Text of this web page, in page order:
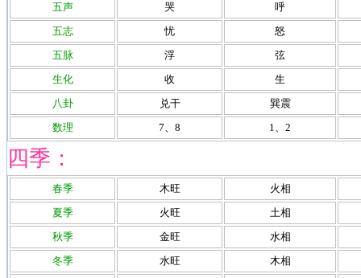
五声
哭
呼
五志
忧
怒
五脉
浮
弦
生化
收
生
八卦
兑干
巽震
数理
7、8 1、2
四季：
春季 木旺
火相
夏季
火旺
土相
秋季
金旺
水相
冬季
水旺
木相